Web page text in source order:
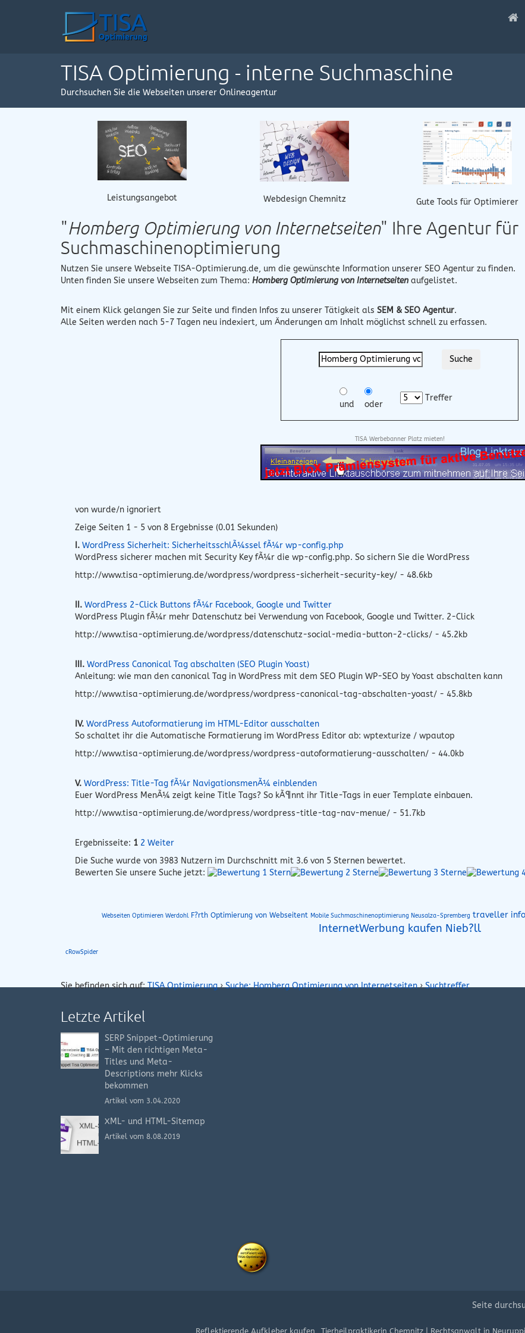
TISA Optimierung - interne Suchmaschine
Durchsuchen Sie die Webseiten unserer Onlineagentur
Leistungsangebot Webdesign Chemnitz Gute Tools für Optimierer
"Homberg Optimierung von Internetseiten" Ihre Agentur für
Suchmaschinenoptimierung
Nutzen Sie unsere Webseite TISA-Optimierung.de, um die gewünschte Information unserer SEO Agentur zu finden.
Unten finden Sie unsere Webseiten zum Thema: Homberg Optimierung von Internetseiten aufgelistet.
Mit einem Klick gelangen Sie zur Seite und finden Infos zu unserer Tätigkeit als SEM & SEO Agentur.
Alle Seiten werden nach 5-7 Tagen neu indexiert, um Änderungen am Inhalt möglichst schnell zu erfassen.
und oder
Treffer
TISA Werbebanner Platz mieten!
von wurde/n ignoriert
Zeige Seiten 1 - 5 von 8 Ergebnisse (0.01 Sekunden)
I. WordPress Sicherheit: SicherheitsschlÃ¼ssel fÃ¼r wp-config.php
WordPress sicherer machen mit Security Key fÃ¼r die wp-config.php. So sichern Sie die WordPress
http://www.tisa-optimierung.de/wordpress/wordpress-sicherheit-security-key/ - 48.6kb
II. WordPress 2-Click Buttons fÃ¼r Facebook, Google und Twitter
WordPress Plugin fÃ¼r mehr Datenschutz bei Verwendung von Facebook, Google und Twitter. 2-Click
http://www.tisa-optimierung.de/wordpress/datenschutz-social-media-button-2-clicks/ - 45.2kb
III. WordPress Canonical Tag abschalten (SEO Plugin Yoast)
Anleitung: wie man den canonical Tag in WordPress mit dem SEO Plugin WP-SEO by Yoast abschalten kann
http://www.tisa-optimierung.de/wordpress/wordpress-canonical-tag-abschalten-yoast/ - 45.8kb
IV. WordPress Autoformatierung im HTML-Editor ausschalten
So schaltet ihr die Automatische Formatierung im WordPress Editor ab: wptexturize / wpautop
http://www.tisa-optimierung.de/wordpress/wordpress-autoformatierung-ausschalten/ - 44.0kb
V. WordPress: Title-Tag fÃ¼r NavigationsmenÃ¼ einblenden
Euer WordPress MenÃ¼ zeigt keine Title Tags? So kÃ¶nnt ihr Title-Tags in euer Template einbauen.
http://www.tisa-optimierung.de/wordpress/wordpress-title-tag-nav-menue/ - 51.7kb
Ergebnisseite: 1 2 Weiter
Die Suche wurde von 3983 Nutzern im Durchschnitt mit 3.6 von 5 Sternen bewertet.
Bewerten Sie unsere Suche jetzt:
Webseiten Optimieren Werdohl F?rth Optimierung von Webseitent Mobile Suchmaschinenoptimierung Neusalza-Spremberg traveller
InternetWerbung kaufen Nieb?ll
cRowSpider
Sie befinden sich auf:TISA Optimierung›Suche: Homberg Optimierung von Internetseiten›Suchtreffer
Letzte Artikel
SERP Snippet-Optimierung
– Mit den richtigen Meta-
Titles und Meta-
Descriptions mehr Klicks
bekommen
Artikel vom 3.04.2020
XML- und HTML-Sitemap
Artikel vom 8.08.2019
Seite
Reflektierende Aufkleber kaufen Tierheilpraktikerin Chemnitz | Rechtsanwalt in